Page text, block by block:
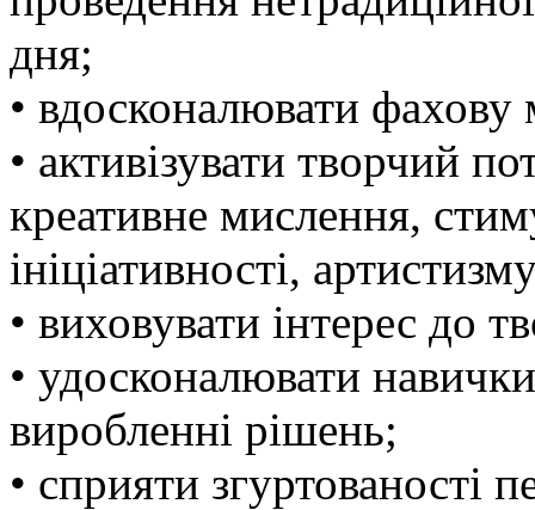
дня;
• вдосконалювати фахову
• активізувати творчий
креативне мислення,
ініціативності,
• виховувати інтерес до
• удосконалювати
виробленні рішень;
• сприяти згуртованості